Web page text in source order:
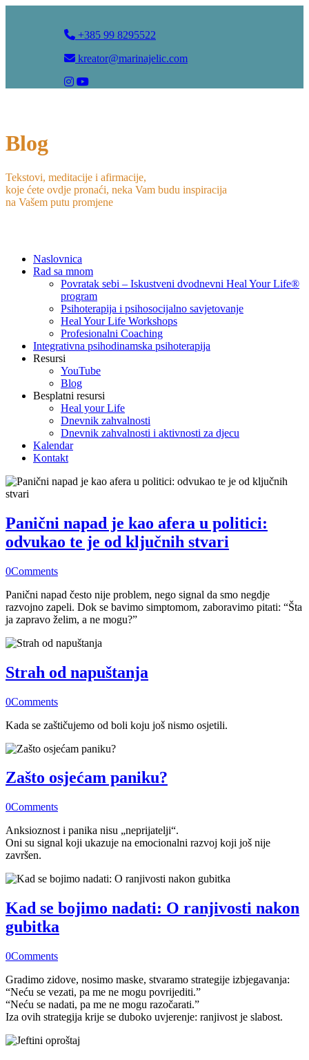
+385 99 8295522
kreator@marinajelic.com
Blog
Tekstovi, meditacije i afirmacije,
koje ćete ovdje pronaći, neka Vam budu inspiracija
na Vašem putu promjene
Naslovnica
Rad sa mnom
Povratak sebi – Iskustveni dvodnevni Heal Your Life®
program
Psihoterapija i psihosocijalno savjetovanje
Heal Your Life Workshops
Profesionalni Coaching
Integrativna psihodinamska psihoterapija
Resursi
YouTube
Blog
Besplatni resursi
Heal your Life
Dnevnik zahvalnosti
Dnevnik zahvalnosti i aktivnosti za djecu
Kalendar
Kontakt
Panični napad je kao afera u politici:
odvukao te je od ključnih stvari
0Comments
Panični napad često nije problem, nego signal da smo negdje
razvojno zapeli. Dok se bavimo simptomom, zaboravimo pitati: “Šta
ja zapravo želim, a ne mogu?”
Strah od napuštanja
0Comments
Kada se zaštičujemo od boli koju još nismo osjetili.
Zašto osjećam paniku?
0Comments
Anksioznost i panika nisu „neprijatelji“.
Oni su signal koji ukazuje na emocionalni razvoj koji još nije
završen.
Kad se bojimo nadati: O ranjivosti nakon
gubitka
0Comments
Gradimo zidove, nosimo maske, stvaramo strategije izbjegavanja:
“Neću se vezati, pa me ne mogu povrijediti.”
“Neću se nadati, pa me ne mogu razočarati.”
Iza ovih strategija krije se duboko uvjerenje: ranjivost je slabost.